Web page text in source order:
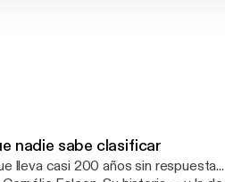
nadie sabe clasificar
lleva casi 200 años sin